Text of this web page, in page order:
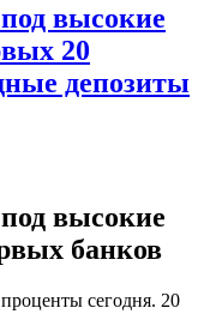
высокие
20
депозиты
высокие
банков